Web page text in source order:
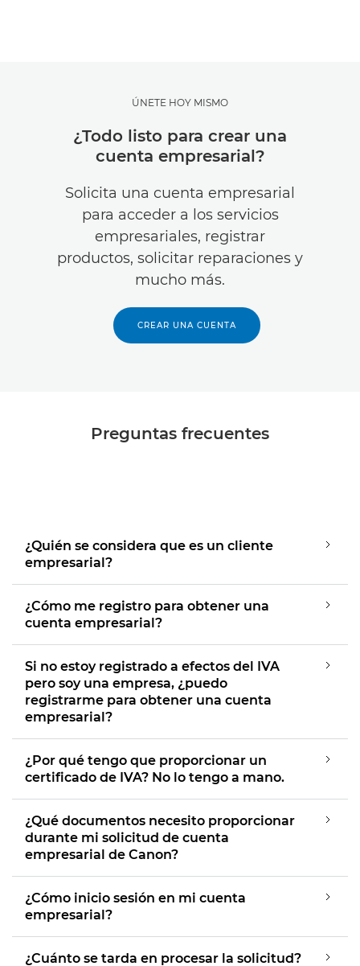
ÚNETE HOY MISMO
¿Todo listo para crear una
cuenta empresarial?
Solicita una cuenta empresarial
para acceder a los servicios
empresariales, registrar
productos, solicitar reparaciones y
mucho más.
CREAR UNA CUENTA
Preguntas frecuentes
¿Quién se considera que es un cliente
empresarial?
¿Cómo me registro para obtener una
cuenta empresarial?
Si no estoy registrado a efectos del IVA
pero soy una empresa, ¿puedo
registrarme para obtener una cuenta
empresarial?
¿Por qué tengo que proporcionar un
certificado de IVA? No lo tengo a mano.
¿Qué documentos necesito proporcionar
durante mi solicitud de cuenta
empresarial de Canon?
¿Cómo inicio sesión en mi cuenta
empresarial?
¿Cuánto se tarda en procesar la solicitud?